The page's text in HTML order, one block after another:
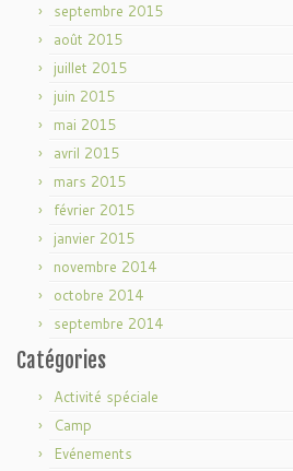
septembre 2015
août 2015
juillet 2015
juin 2015
mai 2015
avril 2015
mars 2015
février 2015
janvier 2015
novembre 2014
octobre 2014
septembre 2014
Catégories
Activité spéciale
Camp
Evénements